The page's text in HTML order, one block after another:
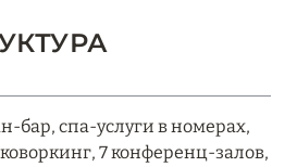
бар, спа-услуги в номерах,
7 конференц-залов,